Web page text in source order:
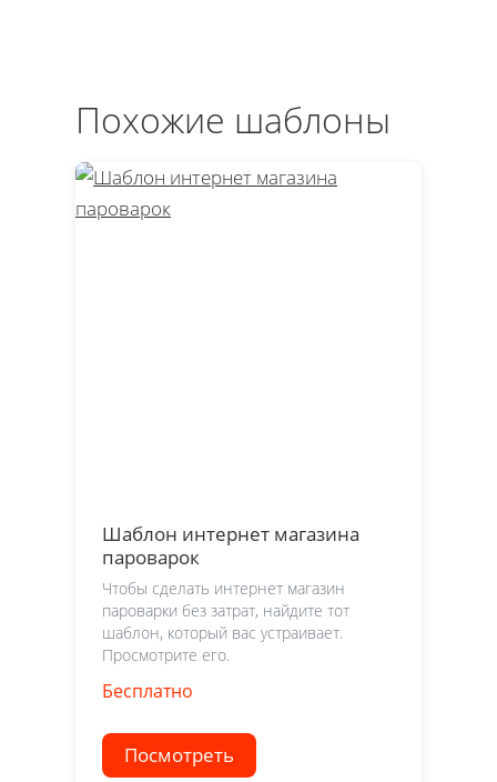
Похожие шаблоны
Шаблон интернет магазина
пароварок
Чтобы сделать интернет магазин
пароварки без затрат, найдите тот
шаблон, который вас устраивает.
Просмотрите его.
Бесплатно
Посмотреть